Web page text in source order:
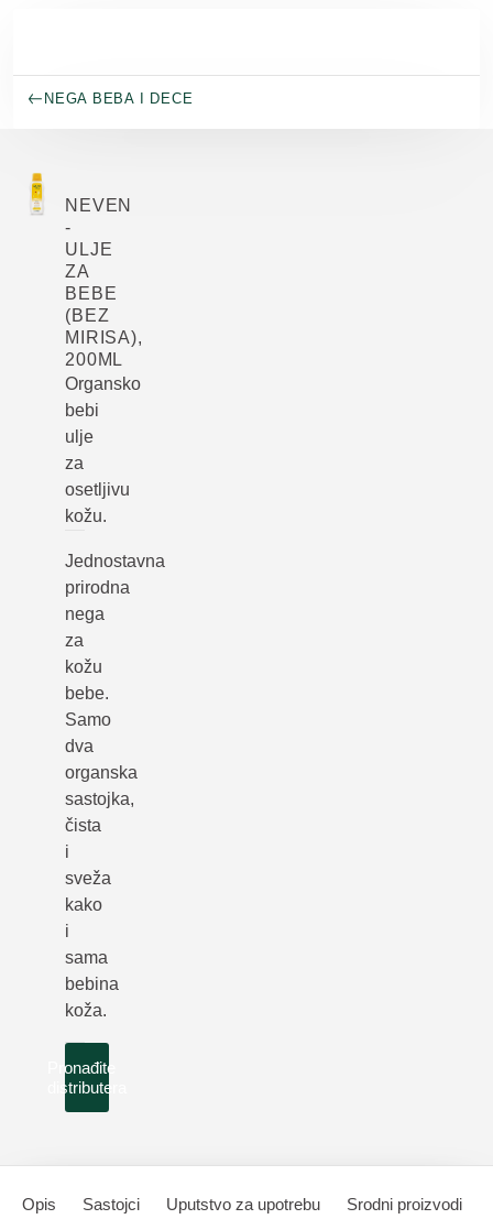
NEGA BEBA I DECE
NEVEN
-
ULJE
ZA
BEBE
(BEZ
MIRISA),
200ML
Organsko
bebi
ulje
za
osetljivu
kožu.
Jednostavna
prirodna
nega
za
kožu
bebe.
Samo
dva
organska
sastojka,
čista
i
sveža
kako
i
sama
bebina
koža.
Pronađite
distributera
Opis Sastojci Uputstvo za upotrebu Srodni proizvodi